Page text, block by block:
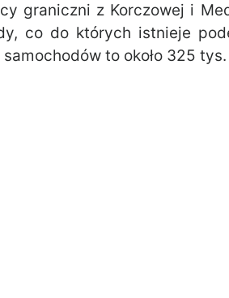
graniczni z Korczowej i
co do których istnieje
to około 325 tys.